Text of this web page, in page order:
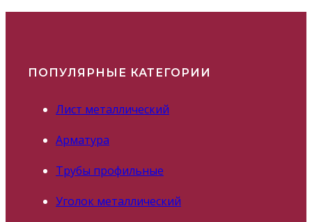
ПОПУЛЯРНЫЕ КАТЕГОРИИ
Лист металлический
Арматура
Трубы профильные
Уголок металлический